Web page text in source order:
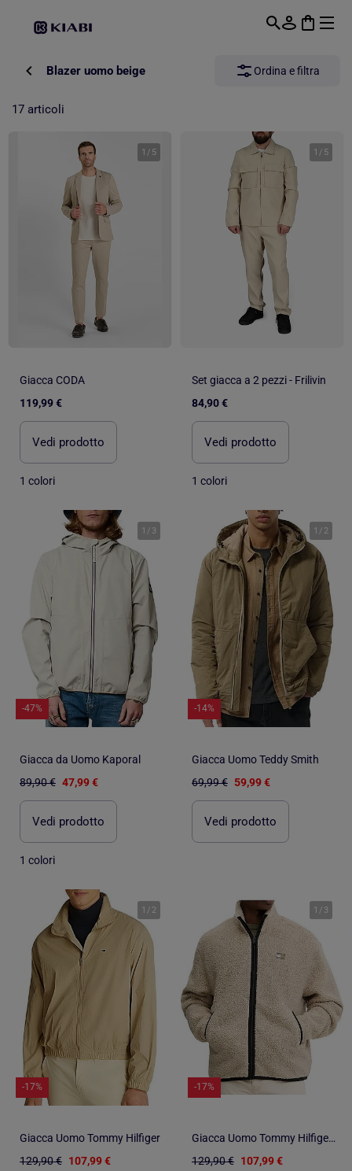
Blazer uomo beige Ordina e filtra
17 articoli
1 / 5
Giacca CODA
119,99 €
Vedi prodotto
1 colori
1 / 5
Set giacca a 2 pezzi - Frilivin
84,90 €
Vedi prodotto
1 colori
1 / 3
-47%
Giacca da Uomo Kaporal
89,90 € 47,99 €
Vedi prodotto
1 colori
1 / 2
-14%
Giacca Uomo Teddy Smith
69,99 € 59,99 €
Vedi prodotto
1 / 2
-17%
Giacca Uomo Tommy Hilfiger
129,90 € 107,99 €
1 / 3
-17%
Giacca Uomo Tommy Hilfiger con Badge
129,90 € 107,99 €